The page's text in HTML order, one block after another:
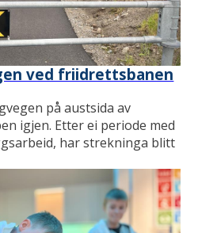
ved friidrettsbanen
på austsida av
igjen. Etter ei periode med
har strekninga blitt